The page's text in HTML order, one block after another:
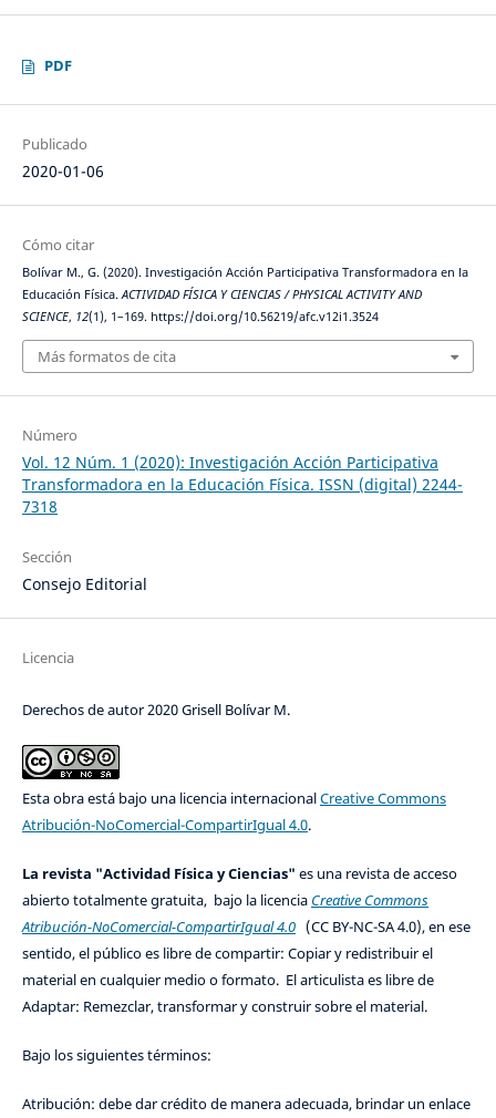
PDF
Publicado
2020-01-06
Cómo citar
Bolívar M., G. (2020). Investigación Acción Participativa Transformadora en la
Educación Física.ACTIVIDAD FÍSICA Y CIENCIAS / PHYSICAL ACTIVITY AND
SCIENCE, 12(1), 1–169. https://doi.org/10.56219/afc.v12i1.3524
Más formatos de cita
Número
Vol. 12 Núm. 1 (2020): Investigación Acción Participativa
Transformadora en la Educación Física. ISSN (digital) 2244-
7318
Sección
Consejo Editorial
Licencia
Derechos de autor 2020 Grisell Bolívar M.
Esta obra está bajo una licencia internacionalCreative Commons
Atribución-NoComercial-CompartirIgual 4.0.
La revista "Actividad Física y Ciencias" es una revista de acceso
abierto totalmente gratuita, bajo la licencia Creative Commons
Atribución-NoComercial-CompartirIgual 4.0(CC BY-NC-SA 4.0), en ese
sentido, el público es libre de compartir: Copiar y redistribuir el
material en cualquier medio o formato. El articulista es libre de
Adaptar: Remezclar, transformar y construir sobre el material.
Bajo los siguientes términos:
Atribución: debe dar crédito de manera adecuada, brindar un enlace